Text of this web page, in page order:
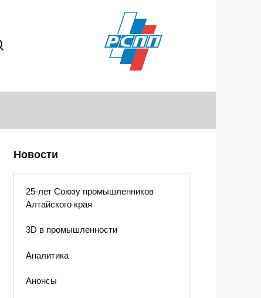
Новости
25-лет Союзу промышленников
Алтайского края
3D в промышленности
Аналитика
Анонсы